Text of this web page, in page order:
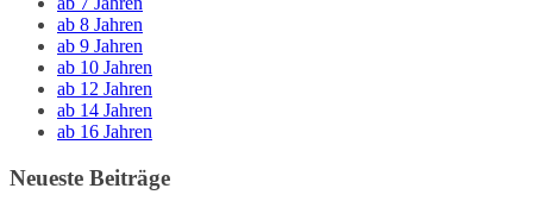
ab 8 Jahren
ab 9 Jahren
ab 10 Jahren
ab 12 Jahren
ab 14 Jahren
ab 16 Jahren
Neueste Beiträge